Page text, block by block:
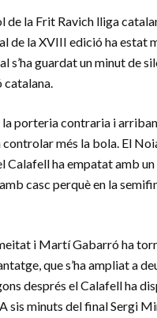
la Frit Ravich lliga
de la XVIII edició ha estat
s’ha guardat un minut de
catalana.
porteria contraria i
més la bola. El
Calafell ha empatat amb
casc perquè en la
i Martí Gabarró ha
que s’ha ampliat a
després el Calafell ha
sis minuts del final Sergi